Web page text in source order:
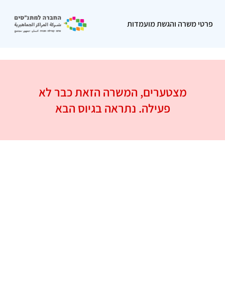
פרטי משרה והגשת מועמדות
מצטערים, המשרה הזאת כבר לא
פעילה. נתראה בגיוס הבא